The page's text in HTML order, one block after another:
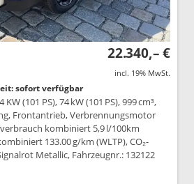
22.340,– €
incl. 19% MwSt.
sofort verfügbar
KW (101 PS), 74 kW (101 PS), 999 cm³,
Frontantrieb, Verbrennungsmotor
kombiniert 5,9 l/100km
133.00 g/km (WLTP), CO₂-
Metallic, Fahrzeugnr.: 132122
drucken